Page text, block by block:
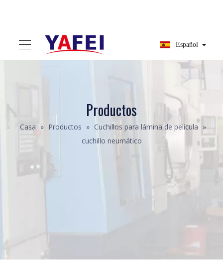
Español
Productos
Casa » Productos » Cuchillos para lámina de película »
cuchillo neumático